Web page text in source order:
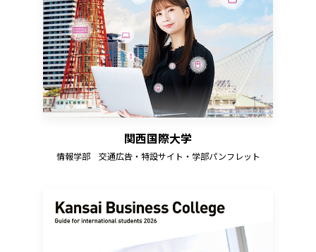
関西国際大学
情報学部 交通広告・特設サイト・学部パンフレット